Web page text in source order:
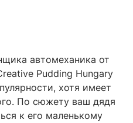
автомеханика от
Pudding Hungary
хотя имеет
По сюжету ваш дядя
к его маленькому